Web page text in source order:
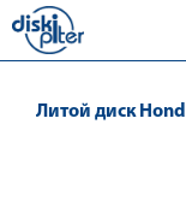
Литой диск